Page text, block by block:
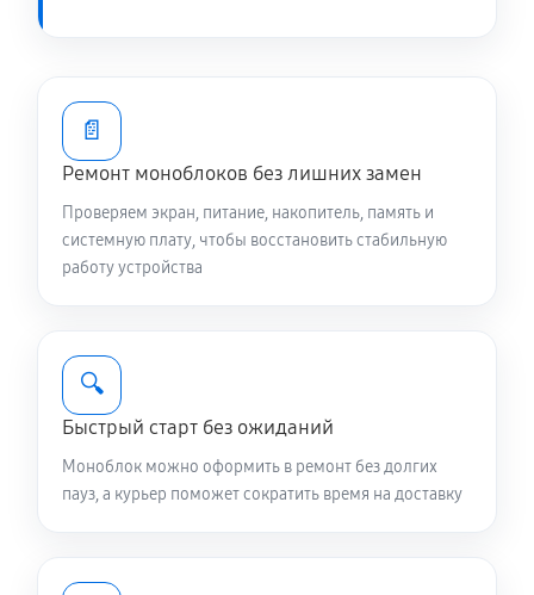
📄
Ремонт моноблоков без лишних замен
Проверяем экран, питание, накопитель, память и
системную плату, чтобы восстановить стабильную
работу устройства
🔍
Быстрый старт без ожиданий
Моноблок можно оформить в ремонт без долгих
пауз, а курьер поможет сократить время на доставку